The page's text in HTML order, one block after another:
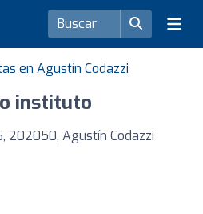
en Agustín Codazzi
instituto
202050, Agustín Codazzi